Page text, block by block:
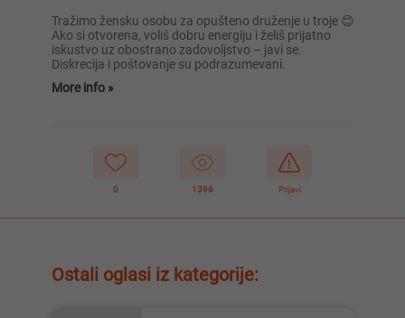
Tražimo žensku osobu za opušteno druženje u troje 😊
Ako si otvorena, voliš dobru energiju i želiš prijatno
iskustvo uz obostrano zadovoljstvo – javi se.
Diskrecija i poštovanje su podrazumevani.
More info »
0 1396 Prijavi
Ostali oglasi iz kategorije: